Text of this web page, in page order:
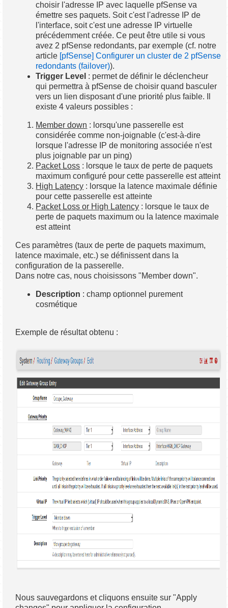
choisir l'adresse IP avec laquelle pfSense va
émettre ses paquets. Soit c'est l'adresse IP de
l'interface, soit c'est une adresse IP virtuelle
précédemment créée. Ce peut être utile si vous
avez 2 pfSense redondants, par exemple (cf. notre
article [pfSense] Configurer un cluster de 2 pfSense
redondants (failover)).
Trigger Level : permet de définir le déclencheur
qui permettra à pfSense de choisir quand basculer
vers un lien disposant d'une priorité plus faible. Il
existe 4 valeurs possibles :
Member down : lorsqu'une passerelle est
considérée comme non-joignable (c'est-à-dire
lorsque l'adresse IP de monitoring associée n'est
plus joignable par un ping)
Packet Loss : lorsque le taux de perte de paquets
maximum configuré pour cette passerelle est atteint
High Latency : lorsque la latence maximale définie
pour cette passerelle est atteinte
Packet Loss or High Latency : lorsque le taux de
perte de paquets maximum ou la latence maximale
est atteint
Ces paramètres (taux de perte de paquets maximum,
latence maximale, etc.) se définissent dans la
configuration de la passerelle.
Dans notre cas, nous choisissons "Member down".
Description : champ optionnel purement
cosmétique
Exemple de résultat obtenu :
Nous sauvegardons et cliquons ensuite sur "Apply